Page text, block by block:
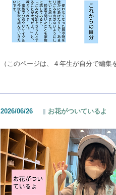
（このページは、４年生が自分で編集
2026/06/26 お花がついているよ